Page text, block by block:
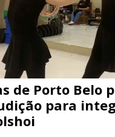
de Porto Belo
para